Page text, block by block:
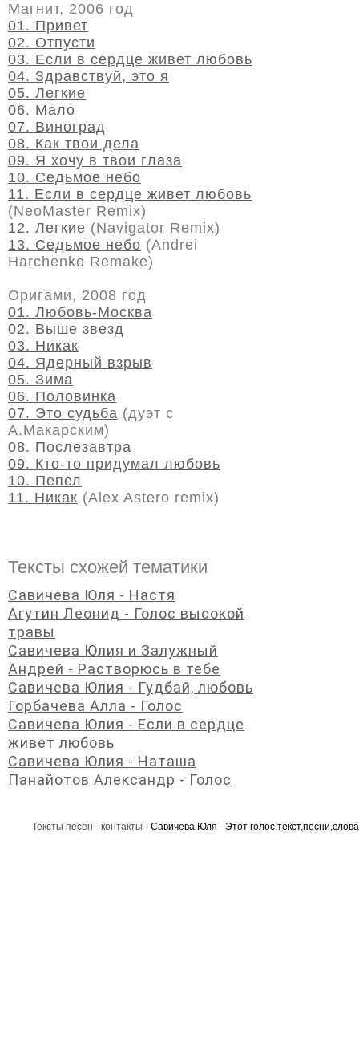
Магнит, 2006 год
01. Привет
02. Отпусти
03. Если в сердце живет любовь
04. Здравствуй, это я
05. Легкие
06. Мало
07. Виноград
08. Как твои дела
09. Я хочу в твои глаза
10. Седьмое небо
11. Если в сердце живет любовь
(NeoMaster Remix)
12. Легкие (Navigator Remix)
13. Седьмое небо (Andrei
Harchenko Remake)
Оригами, 2008 год
01. Любовь-Москва
02. Выше звезд
03. Никак
04. Ядерный взрыв
05. Зима
06. Половинка
07. Это судьба (дуэт с
А.Макарским)
08. Послезавтра
09. Кто-то придумал любовь
10. Пепел
11. Никак (Alex Astero remix)
Тексты схожей тематики
Савичева Юля - Настя
Агутин Леонид - Голос высокой
травы
Савичева Юлия и Залужный
Андрей - Растворюсь в тебе
Савичева Юлия - Гудбай, любовь
Горбачёва Алла - Голос
Савичева Юлия - Если в сердце
живет любовь
Савичева Юлия - Наташа
Панайотов Александр - Голос
Тексты песен - контакты · Савичева Юля - Этот